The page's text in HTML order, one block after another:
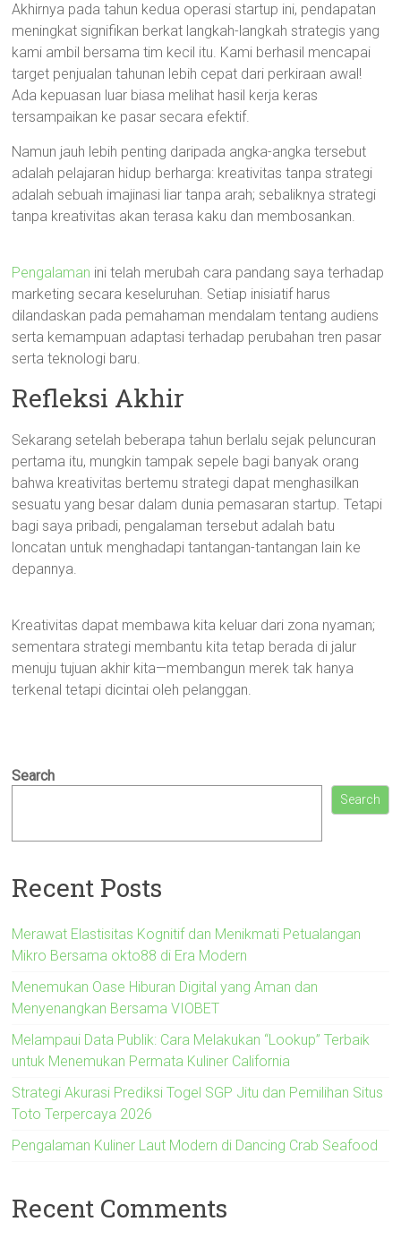
Akhirnya pada tahun kedua operasi startup ini, pendapatan
meningkat signifikan berkat langkah-langkah strategis yang
kami ambil bersama tim kecil itu. Kami berhasil mencapai
target penjualan tahunan lebih cepat dari perkiraan awal!
Ada kepuasan luar biasa melihat hasil kerja keras
tersampaikan ke pasar secara efektif.
Namun jauh lebih penting daripada angka-angka tersebut
adalah pelajaran hidup berharga: kreativitas tanpa strategi
adalah sebuah imajinasi liar tanpa arah; sebaliknya strategi
tanpa kreativitas akan terasa kaku dan membosankan.
Pengalaman ini telah merubah cara pandang saya terhadap
marketing secara keseluruhan. Setiap inisiatif harus
dilandaskan pada pemahaman mendalam tentang audiens
serta kemampuan adaptasi terhadap perubahan tren pasar
serta teknologi baru.
Refleksi Akhir
Sekarang setelah beberapa tahun berlalu sejak peluncuran
pertama itu, mungkin tampak sepele bagi banyak orang
bahwa kreativitas bertemu strategi dapat menghasilkan
sesuatu yang besar dalam dunia pemasaran startup. Tetapi
bagi saya pribadi, pengalaman tersebut adalah batu
loncatan untuk menghadapi tantangan-tantangan lain ke
depannya.
Kreativitas dapat membawa kita keluar dari zona nyaman;
sementara strategi membantu kita tetap berada di jalur
menuju tujuan akhir kita—membangun merek tak hanya
terkenal tetapi dicintai oleh pelanggan.
Search
Search
Recent Posts
Merawat Elastisitas Kognitif dan Menikmati Petualangan
Mikro Bersama okto88 di Era Modern
Menemukan Oase Hiburan Digital yang Aman dan
Menyenangkan Bersama VIOBET
Melampaui Data Publik: Cara Melakukan “Lookup” Terbaik
untuk Menemukan Permata Kuliner California
Strategi Akurasi Prediksi Togel SGP Jitu dan Pemilihan Situs
Toto Terpercaya 2026
Pengalaman Kuliner Laut Modern di Dancing Crab Seafood
Recent Comments